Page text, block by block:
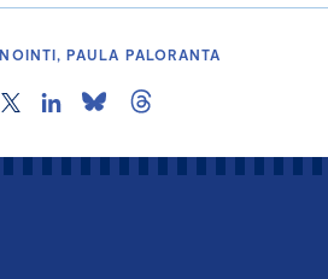
PAULA PALORANTA